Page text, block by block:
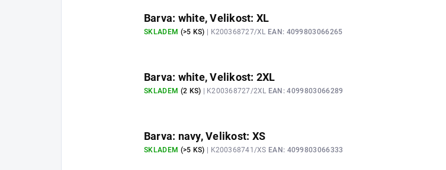
Barva: white, Velikost: XL
SKLADEM (>5 KS) | K200368727/XL EAN: 4099803066265
Barva: white, Velikost: 2XL
SKLADEM (2 KS) | K200368727/2XL EAN: 4099803066289
Barva: navy, Velikost: XS
SKLADEM (>5 KS) | K200368741/XS EAN: 4099803066333